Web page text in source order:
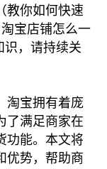
教你如何快速
宝店铺怎么一
识，请持续关
淘宝拥有着庞
了满足商家在
功能。本文将
优势，帮助商